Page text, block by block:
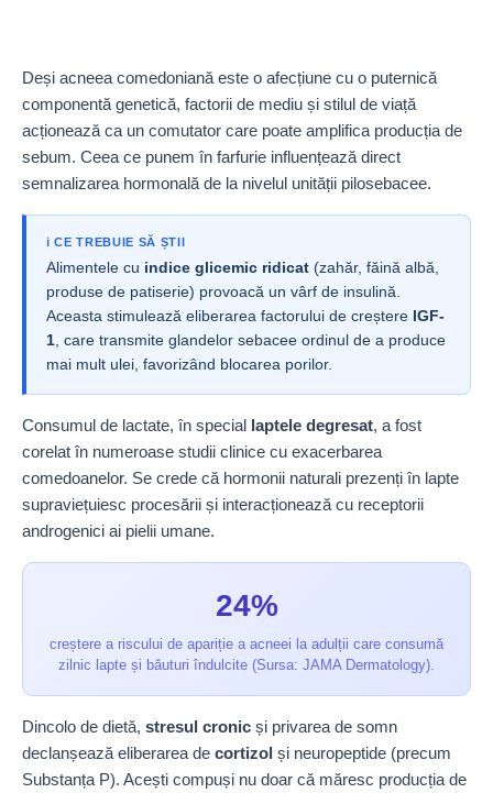
Deși acneea comedoniană este o afecțiune cu o puternică
componentă genetică, factorii de mediu și stilul de viață
acționează ca un comutator care poate amplifica producția de
sebum. Ceea ce punem în farfurie influențează direct
semnalizarea hormonală de la nivelul unității pilosebacee.
ℹ️ CE TREBUIE SĂ ȘTII
Alimentele cu indice glicemic ridicat (zahăr, făină albă,
produse de patiserie) provoacă un vârf de insulină.
Aceasta stimulează eliberarea factorului de creștere IGF-
1 , care transmite glandelor sebacee ordinul de a produce
mai mult ulei, favorizând blocarea porilor.
Consumul de lactate, în special laptele degresat, a fost
corelat în numeroase studii clinice cu exacerbarea
comedoanelor. Se crede că hormonii naturali prezenți în lapte
supraviețuiesc procesării și interacționează cu receptorii
androgenici ai pielii umane.
24%
creștere a riscului de apariție a acneei la adulții care consumă
zilnic lapte și băuturi îndulcite (Sursa: JAMA Dermatology).
Dincolo de dietă, stresul cronic și privarea de somn
declanșează eliberarea de cortizol și neuropeptide (precum
Substanța P). Acești compuși nu doar că măresc producția de